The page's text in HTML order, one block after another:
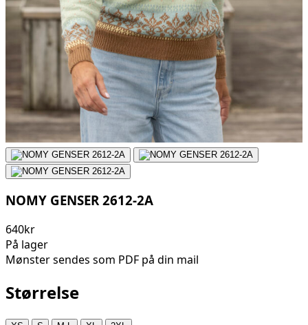
NOMY GENSER 2612-2A
640kr
På lager
Mønster sendes som PDF på din mail
Størrelse